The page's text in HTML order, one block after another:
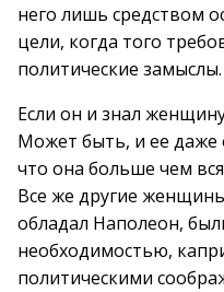
него лишь средством
цели, когда того
политические замыслы.
Если он и знал
Может быть, и ее даже
что она больше чем
Все же другие
обладал Наполеон,
необходимостью,
политическими